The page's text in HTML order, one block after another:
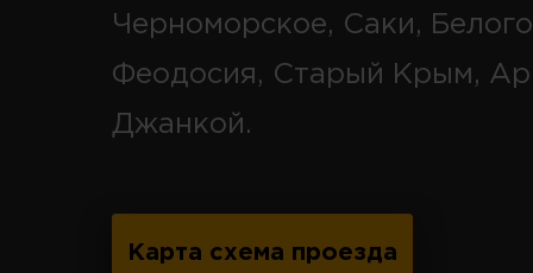
Черноморское, Саки,
Феодосия, Старый Крым,
Джанкой.
Карта схема проезда